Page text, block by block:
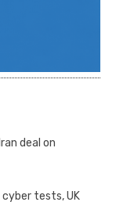
deal on
cyber tests, UK